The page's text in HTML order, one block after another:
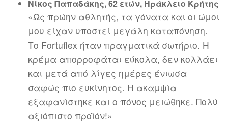
Νίκος Παπαδάκης, 62 ετών, Ηράκλειο Κρήτης
«Ως πρώην αθλητής, τα γόνατα και οι ώμοι
μου είχαν υποστεί μεγάλη καταπόνηση.
Το Fortuflex ήταν πραγματικά σωτήριο. Η
κρέμα απορροφάται εύκολα, δεν κολλάει
και μετά από λίγες ημέρες ένιωσα
σαφώς πιο ευκίνητος. Η ακαμψία
εξαφανίστηκε και ο πόνος μειώθηκε. Πολύ
αξιόπιστο προϊόν!»